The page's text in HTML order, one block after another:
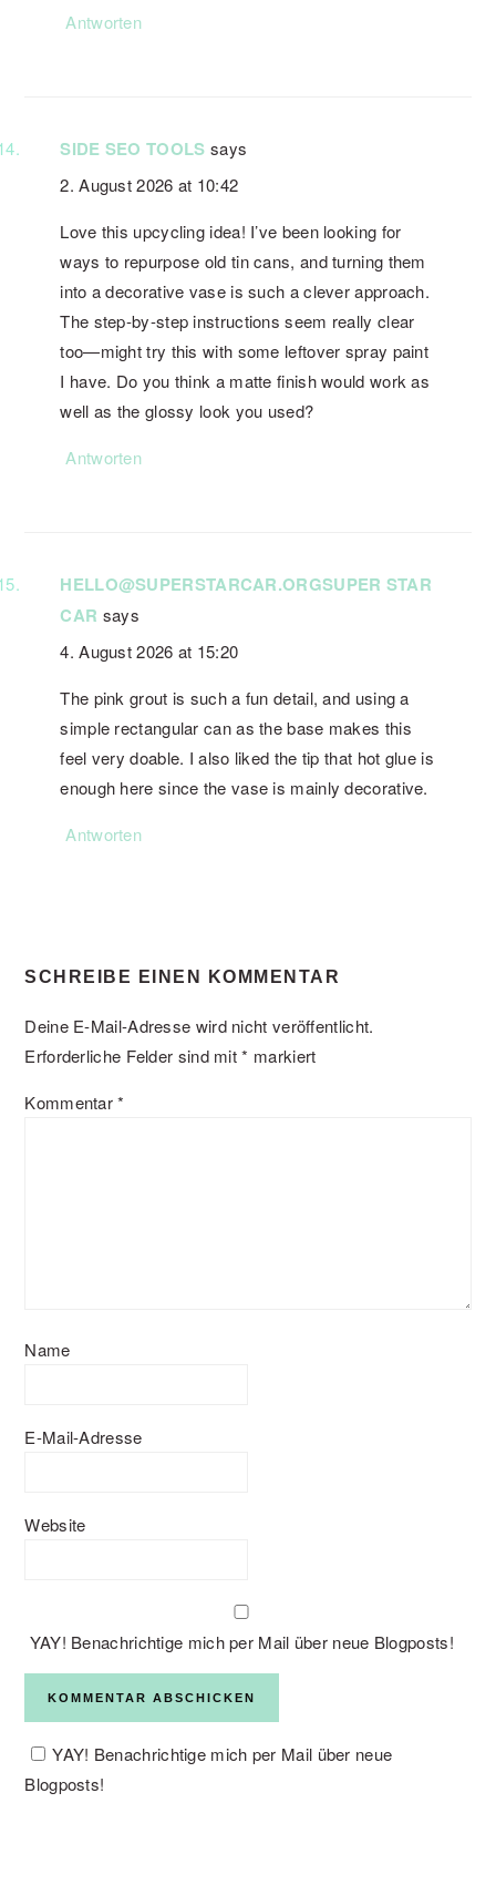
Antworten
SIDE SEO TOOLS says
2. August 2026 at 10:42
Love this upcycling idea! I’ve been looking for
ways to repurpose old tin cans, and turning them
into a decorative vase is such a clever approach.
The step-by-step instructions seem really clear
too—might try this with some leftover spray paint
I have. Do you think a matte finish would work as
well as the glossy look you used?
Antworten
HELLO@SUPERSTARCAR.ORGSUPER STAR
CAR says
4. August 2026 at 15:20
The pink grout is such a fun detail, and using a
simple rectangular can as the base makes this
feel very doable. I also liked the tip that hot glue is
enough here since the vase is mainly decorative.
Antworten
SCHREIBE EINEN KOMMENTAR
Deine E-Mail-Adresse wird nicht veröffentlicht.
Erforderliche Felder sind mit* markiert
Kommentar*
Name
E-Mail-Adresse
Website
YAY! Benachrichtige mich per Mail über neue Blogposts!
YAY! Benachrichtige mich per Mail über neue
Blogposts!